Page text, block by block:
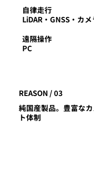
自律走行
LiDAR・GNSS・カメ
遠隔操作
PC
REASON / 03
純国産製品。豊富な
ト体制